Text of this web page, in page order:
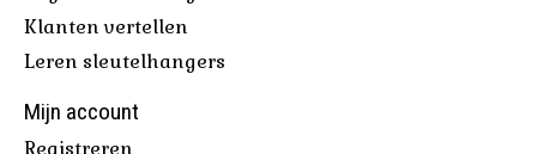
Klanten vertellen
Leren sleutelhangers
Mijn account